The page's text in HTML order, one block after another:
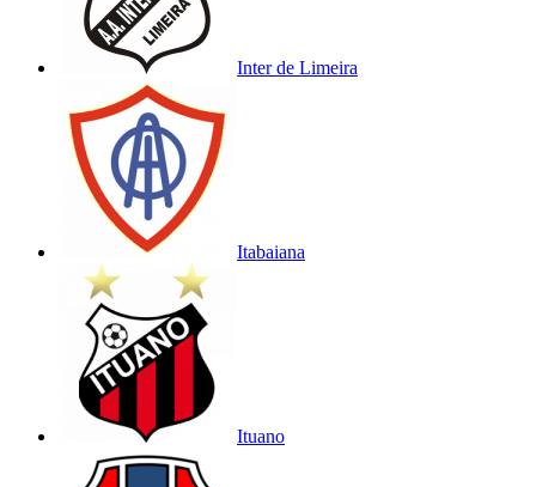
Inter de Limeira
Itabaiana
Ituano